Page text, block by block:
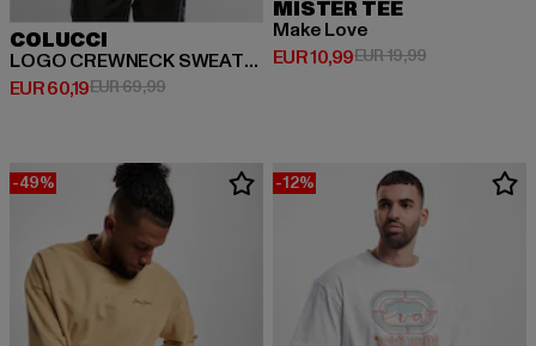
COLUCCI
LOGO CREWNECK SWEATSHIRT IKARUS
EUR 60,19
Huidige prijs: EUR 60,19
EUR 69,99Actieprijs: EUR 69,99
MISTER TEE
Make Love
EUR 10,99
Huidige prijs: EUR 10,99
EUR 19,99Actieprijs: EUR
-49% -12%